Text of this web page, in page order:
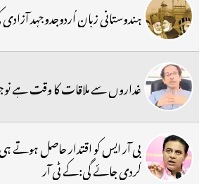
ہندوستانی زبان اُردوجدوجہد
غداروں سے ملاقات کا وقت ہے
کردی جائے گی:کے ٹی آر